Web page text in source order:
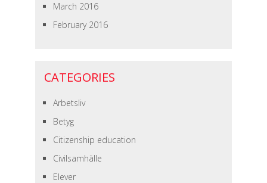
March 2016
February 2016
CATEGORIES
Arbetsliv
Betyg
Citizenship education
Civilsamhälle
Elever